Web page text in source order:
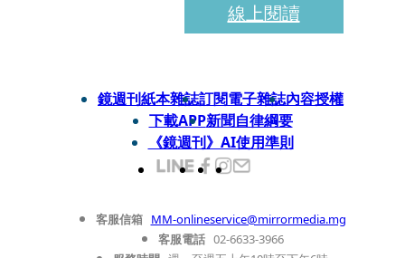
線上閱讀
鏡週刊紙本雜誌訂閱電子雜誌內容授權
下載APP新聞自律綱要
《鏡週刊》AI使用準則
客服信箱 MM-onlineservice@mirrormedia.mg
客服電話 02-6633-3966